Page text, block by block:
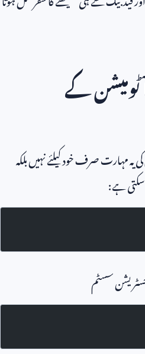
کے
یہ مہارت صرف خود کیلئے نہیں بلکہ
سکتی ہے:
سسٹم